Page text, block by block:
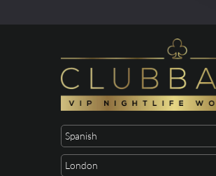
Spanish
London